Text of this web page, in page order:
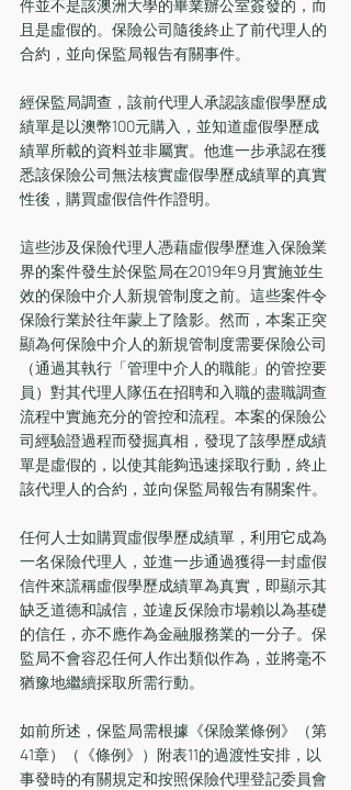
件並不是該澳洲大學的畢業辦公室簽發的，而
且是虛假的。保險公司隨後終止了前代理人的
合約，並向保監局報告有關事件。
經保監局調查，該前代理人承認該虛假學歷成
績單是以澳幣100元購入，並知道虛假學歷成
績單所載的資料並非屬實。他進一步承認在獲
悉該保險公司無法核實虛假學歷成績單的真實
性後，購買虛假信件作證明。
這些涉及保險代理人憑藉虛假學歷進入保險業
界的案件發生於保監局在2019年9月實施並生
效的保險中介人新規管制度之前。這些案件令
保險行業於往年蒙上了陰影。然而，本案正突
顯為何保險中介人的新規管制度需要保險公司
（通過其執行「管理中介人的職能」的管控要
員）對其代理人隊伍在招聘和入職的盡職調查
流程中實施充分的管控和流程。本案的保險公
司經驗證過程而發掘真相，發現了該學歷成績
單是虛假的，以使其能夠迅速採取行動，終止
該代理人的合約，並向保監局報告有關案件。
任何人士如購買虛假學歷成績單，利用它成為
一名保險代理人，並進一步通過獲得一封虛假
信件來謊稱虛假學歷成績單為真實，即顯示其
缺乏道德和誠信，並違反保險市場賴以為基礎
的信任，亦不應作為金融服務業的一分子。保
監局不會容忍任何人作出類似作為，並將毫不
猶豫地繼續採取所需行動。
如前所述，保監局需根據《保險業條例》（第
41章）（《條例》）附表11的過渡性安排，以
事發時的有關規定和按照保險代理登記委員會